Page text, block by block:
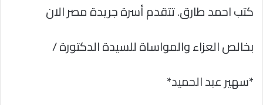
كتب احمد طارق. تتقدم أسرة جريدة مصر الان
بخالص العزاء والمواساة للسيدة الدكتورة /
*سهير عبد الحميد*